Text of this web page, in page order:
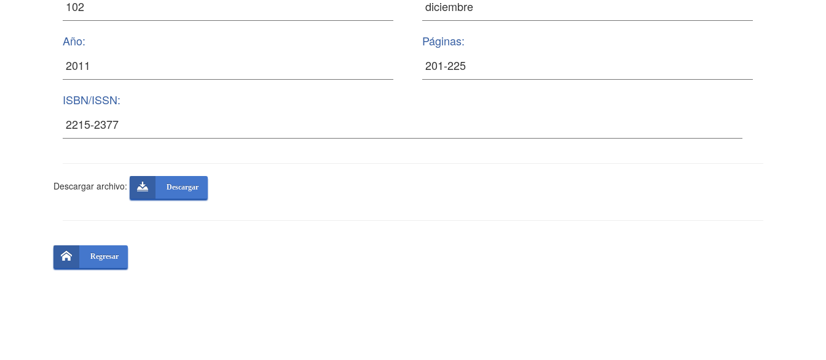
Año: Páginas:
ISBN/ISSN:
Descargar archivo: Descargar
Regresar